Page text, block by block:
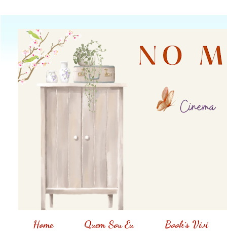
Home Quem Sou Eu Book´s Vivi